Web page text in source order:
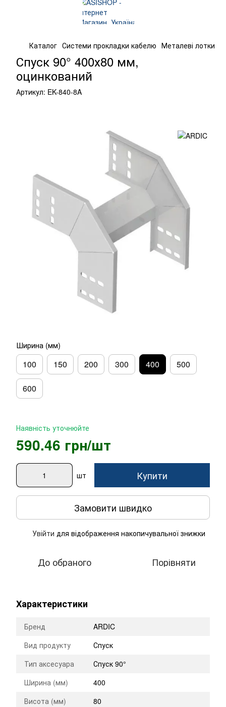
Каталог Системи прокладки кабелю Металеві лотки
Спуск 90° 400х80 мм,
оцинкований
Артикул: EK-840-8A
Ширина (мм)
100 150 200 300 400 500
600
Наявність уточнюйте
590.46 грн/шт
шт Купити
Замовити швидко
Увійти для відображення накопичувальної знижки
До обраного Порівняти
Характеристики
Бренд
ARDIC
Вид продукту
Спуск
Тип аксесуара
Спуск 90°
Ширина (мм)
400
Висота (мм)
80